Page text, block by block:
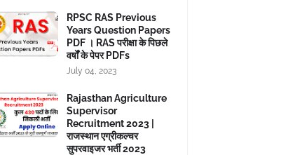
RPSC RAS Previous
Years Question Papers
PDF । RAS परीक्षा के पिछले
वर्षों के पेपर PDFs
July 04, 2023
Rajasthan Agriculture
Supervisor
Recruitment 2023 |
राजस्थान एग्रीकल्चर
सुपरवाइजर भर्ती 2023